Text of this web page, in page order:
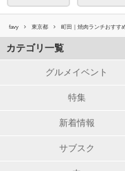
favy 東京都 町田｜焼肉ランチおすす
カテゴリ一覧
グルメイベント
特集
新着情報
サブスク